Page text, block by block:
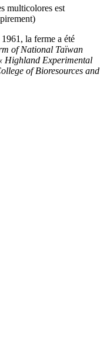
multicolores est
1961, la ferme a été
of National Taïwan
Highland Experimental
of Bioresources and